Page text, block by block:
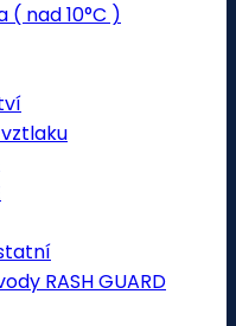
( nad 10°C )
RASH GUARD